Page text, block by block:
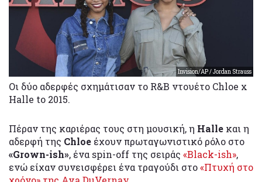
Invision/AP / Jordan Strauss
Οι δύο αδερφές σχημάτισαν το R&B ντουέτο Chloe x
Halle to 2015.
Πέραν της καριέρας τους στη μουσική, η Halle και η
αδερφή της Chloe έχουν πρωταγωνιστικό ρόλο στο
«Grown-ish», ένα spin-off της σειράς «Black-ish»,
ενώ είχαν συνεισφέρει ένα τραγούδι στο«Πτυχή στο